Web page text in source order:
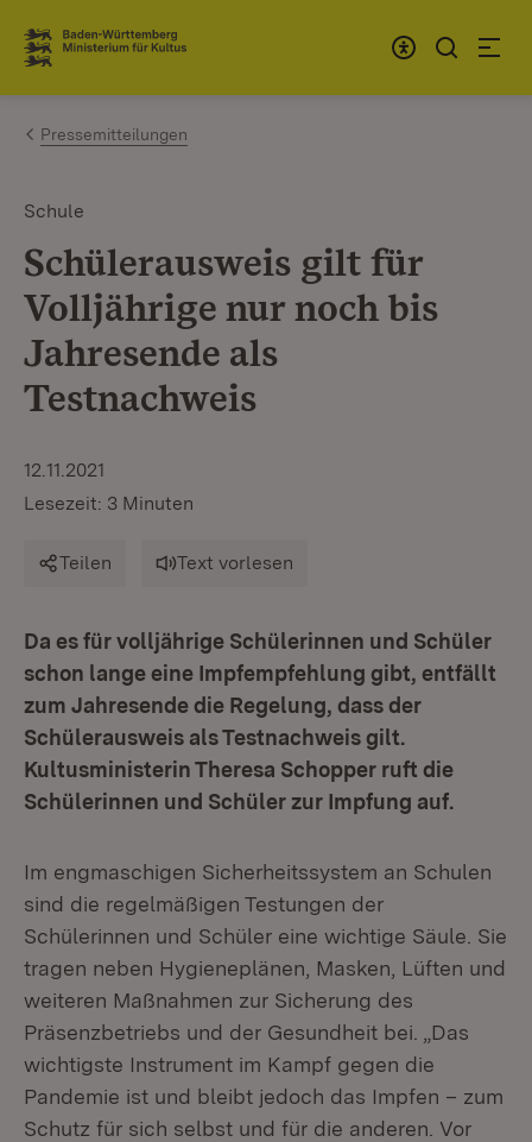
Zum Inhalt springen
Link zur Startseite
Pressemitteilungen
Schule
Schülerausweis gilt für
Volljährige nur noch bis
Jahresende als
Testnachweis
12.11.2021
Lesezeit: 3 Minuten
Teilen Text vorlesen
Da es für volljährige Schülerinnen und Schüler
schon lange eine Impfempfehlung gibt, entfällt
zum Jahresende die Regelung, dass der
Schülerausweis als Testnachweis gilt.
Kultusministerin Theresa Schopper ruft die
Schülerinnen und Schüler zur Impfung auf.
Im engmaschigen Sicherheitssystem an Schulen
sind die regelmäßigen Testungen der
Schülerinnen und Schüler eine wichtige Säule. Sie
tragen neben Hygieneplänen, Masken, Lüften und
weiteren Maßnahmen zur Sicherung des
Präsenzbetriebs und der Gesundheit bei. „Das
wichtigste Instrument im Kampf gegen die
Pandemie ist und bleibt jedoch das Impfen – zum
Schutz für sich selbst und für die anderen. Vor